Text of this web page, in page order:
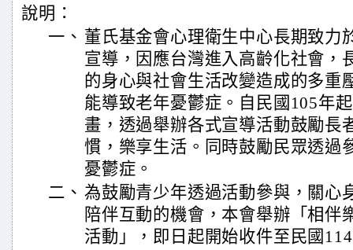
說明：
一、 董氏基金會心理衛生中心長期致力
宣導，因應台灣進入高齡化社會，
的身心與社會生活改變造成的多重
能導致老年憂鬱症。自民國105年
畫，透過舉辦各式宣導活動鼓勵長
慣，樂享生活。同時鼓勵民眾透過
憂鬱症。
二、 為鼓勵青少年透過活動參與，關心
陪伴互動的機會，本會舉辦「相伴
活動」，即日起開始收件至民國